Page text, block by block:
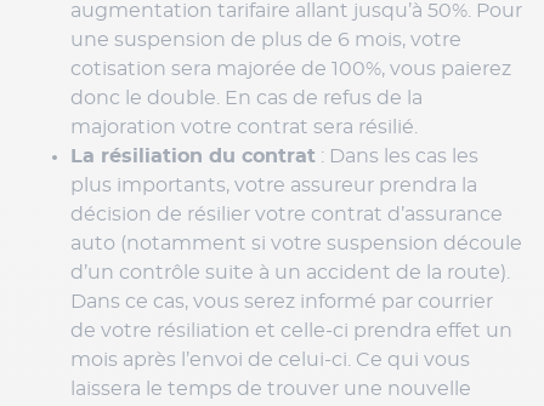
augmentation tarifaire allant jusqu’à 50%. Pour
une suspension de plus de 6 mois, votre
cotisation sera majorée de 100%, vous paierez
donc le double. En cas de refus de la
majoration votre contrat sera résilié.
La résiliation du contrat : Dans les cas les
plus importants, votre assureur prendra la
décision de résilier votre contrat d’assurance
auto (notamment si votre suspension découle
d’un contrôle suite à un accident de la route).
Dans ce cas, vous serez informé par courrier
de votre résiliation et celle-ci prendra effet un
mois après l’envoi de celui-ci. Ce qui vous
laissera le temps de trouver une nouvelle